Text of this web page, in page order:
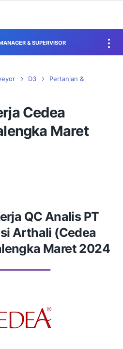
& SUPERVISOR
D3
Pertanian &
Cedea
Maret
QC Analis PT
Arthali (Cedea
Maret 2024